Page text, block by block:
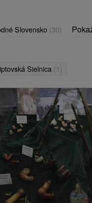
Slovensko (30)
Sielnica (1)